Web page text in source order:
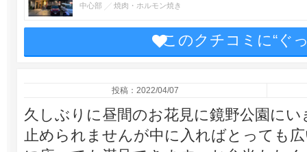
中心部 焼肉・ホルモン焼き
このクチコミに“ぐ
投稿：2022/04/07
久しぶりに昼間のお花見に鏡野公園に
止められませんが中に入ればとっても